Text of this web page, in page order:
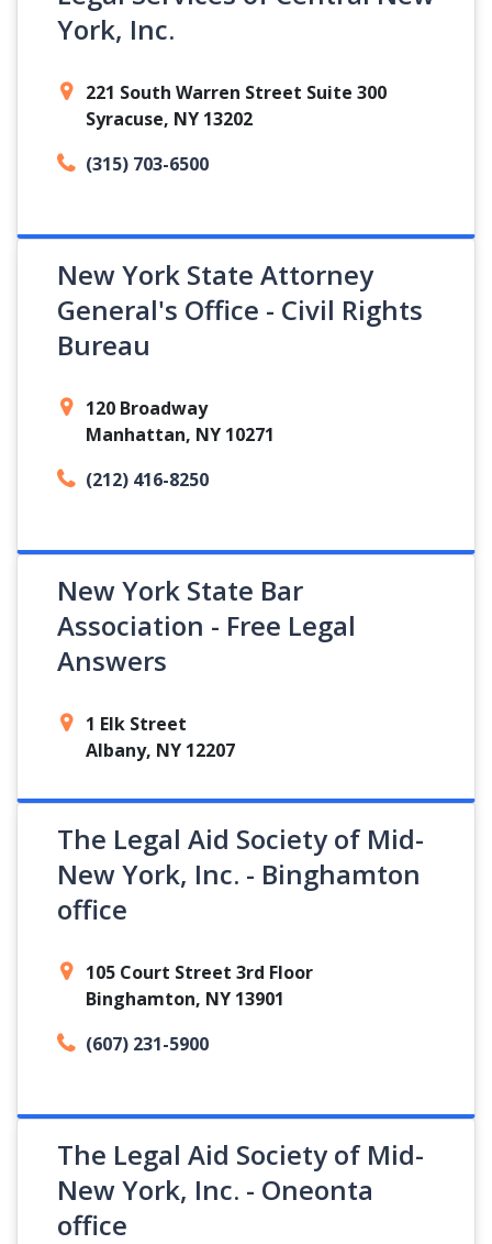
York, Inc.
221 South Warren Street Suite 300
Syracuse, NY 13202
(315) 703-6500
New York State Attorney
General's Office - Civil Rights
Bureau
120 Broadway
Manhattan, NY 10271
(212) 416-8250
New York State Bar
Association - Free Legal
Answers
1 Elk Street
Albany, NY 12207
The Legal Aid Society of Mid-
New York, Inc. - Binghamton
office
105 Court Street 3rd Floor
Binghamton, NY 13901
(607) 231-5900
The Legal Aid Society of Mid-
New York, Inc. - Oneonta
office